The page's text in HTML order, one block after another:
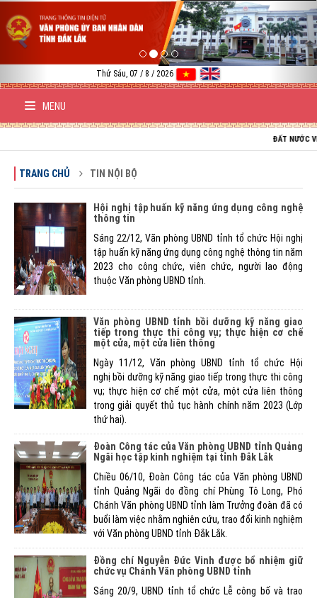
Thứ Sáu, 07 / 8 / 2026
MENU
ĐẤT NƯỚC VIỆT
TRANG CHỦ TIN NỘI BỘ
Hội nghị tập huấn kỹ năng ứng dụng công nghệ
thông tin
Sáng 22/12, Văn phòng UBND tỉnh tổ chức Hội nghị
tập huấn kỹ năng ứng dụng công nghệ thông tin năm
2023 cho công chức, viên chức, người lao động
thuộc Văn phòng UBND tỉnh.
Văn phòng UBND tỉnh bồi dưỡng kỹ năng giao
tiếp trong thực thi công vụ; thực hiện cơ chế
một cửa, một cửa liên thông
Ngày 11/12, Văn phòng UBND tỉnh tổ chức Hội
nghị bồi dưỡng kỹ năng giao tiếp trong thực thi công
vụ; thực hiện cơ chế một cửa, một cửa liên thông
trong giải quyết thủ tục hành chính năm 2023 (Lớp
thứ hai).
Đoàn Công tác của Văn phòng UBND tỉnh Quảng
Ngãi học tập kinh nghiệm tại tỉnh Đắk Lắk
Chiều 06/10, Đoàn Công tác của Văn phòng UBND
tỉnh Quảng Ngãi do đồng chí Phùng Tô Long, Phó
Chánh Văn phòng UBND tỉnh làm Trưởng đoàn đã có
buổi làm việc nhằm nghiên cứu, trao đổi kinh nghiệm
với Văn phòng UBND tỉnh Đắk Lắk.
Đồng chí Nguyễn Đức Vinh được bổ nhiệm giữ
chức vụ Chánh Văn phòng UBND tỉnh
Sáng 20/9, UBND tỉnh tổ chức Lễ công bố và trao